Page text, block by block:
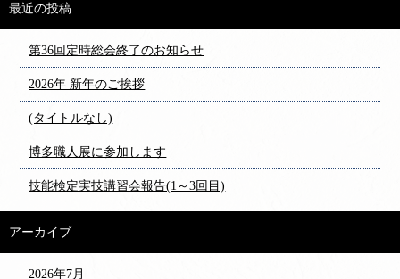
最近の投稿
第36回定時総会終了のお知らせ
2026年 新年のご挨拶
(タイトルなし)
博多職人展に参加します
技能検定実技講習会報告(1～3回目)
アーカイブ
2026年7月